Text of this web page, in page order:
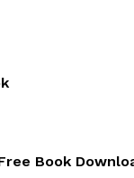
Book